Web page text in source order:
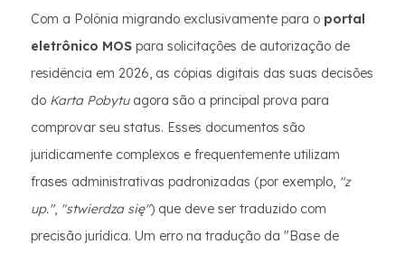
Com a Polônia migrando exclusivamente para o portal
eletrônico MOS para solicitações de autorização de
residência em 2026, as cópias digitais das suas decisões
do Karta Pobytuagora são a principal prova para
comprovar seu status. Esses documentos são
juridicamente complexos e frequentemente utilizam
frases administrativas padronizadas (por exemplo, "z
up.", "stwierdza się") que deve ser traduzido com
precisão jurídica. Um erro na tradução da "Base de